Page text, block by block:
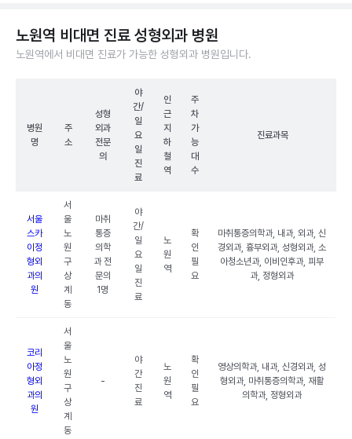
노원역 비대면 진료 성형외과 병원
노원역에서 비대면 진료가 가능한 성형외과 병원입니다.
병원
명
주
소
성형
외과
전문
의
야
간/
일
요
일
진
료
인
근
지
하
철
역
주
차
가
능
대
수
진료과목
서울
스카
이정
형외
과의
원
서
울
노
원
구
상
계
동
마취
통증
의학
과 전
문의
1명
야
간/
일
요
일
진
료
노
원
역
확
인
필
요
마취통증의학과, 내과, 외과, 신
경외과, 흉부외과, 성형외과, 소
아청소년과, 이비인후과, 피부
과, 정형외과
코리
아정
형외
과의
원
서
울
노
원
구
상
계
동
-
야
간
진
료
노
원
역
확
인
필
요
영상의학과, 내과, 신경외과, 성
형외과, 마취통증의학과, 재활
의학과, 정형외과